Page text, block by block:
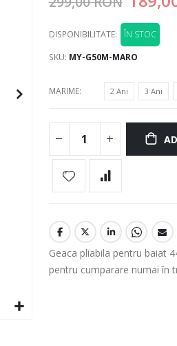
DISPONIBILITATE:
ÎN STOC
SKU MY-G50M-MARO
MARIME 2 Ani 3 Ani
Geaca pliabila pentru baiat
pentru cumparare numai în